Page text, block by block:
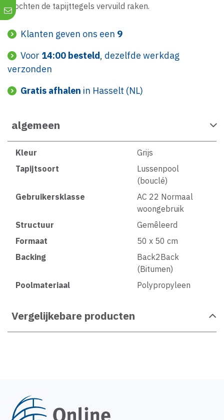
mochten de tapijttegels vervuild raken.
Klanten geven ons een 9
Voor 14:00 besteld, dezelfde werkdag
verzonden
Gratis afhalen in Hasselt (NL)
algemeen
Kleur
Grijs
Tapijtsoort
Lussenpool
(bouclé)
Gebruikersklasse
AC 22 Normaal
woongebruik
Structuur
Gemêleerd
Formaat
50 x 50 cm
Backing
Back2Back
(Bitumen)
Poolmateriaal
Polypropyleen
Vergelijkebare producten